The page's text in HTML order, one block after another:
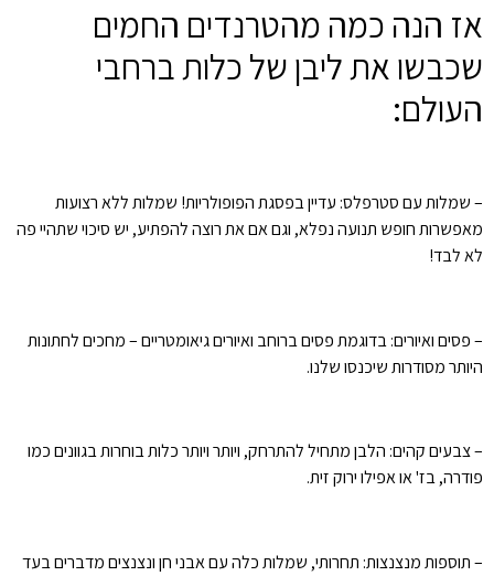
אז הנה כמה מהטרנדים החמים
שכבשו את ליבן של כלות ברחבי
העולם:
– שמלות עם סטרפלס: עדיין בפסגת הפופולריות! שמלות ללא רצועות
מאפשרות חופש תנועה נפלא, וגם אם את רוצה להפתיע, יש סיכוי שתהיי פה
לא לבד!
– פסים ואיורים: בדוגמת פסים ברוחב ואיורים גיאומטריים – מחכים לחתונות
היותר מסודרות שיכנסו שלנו.
– צבעים קהים: הלבן מתחיל להתרחק, ויותר ויותר כלות בוחרות בגוונים כמו
פודרה, בז' או אפילו ירוק זית.
– תוספות מנצנצות: תחרותי, שמלות כלה עם אבני חן ונצנצים מדברים בעד